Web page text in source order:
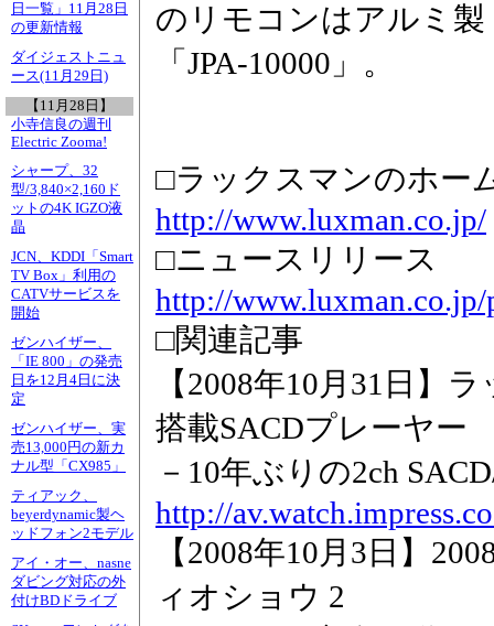
日一覧」11月28日
の更新情報
ダイジェストニュ
ース(11月29日)
【11月28日】
小寺信良の週刊
Electric Zooma!
シャープ、32
型/3,840×2,160ド
ットの4K IGZO液
晶
JCN、KDDI「Smart
TV Box」利用の
CATVサービスを
開始
ゼンハイザー、
「IE 800」の発売
日を12月4日に決
定
ゼンハイザー、実
売13,000円の新カ
ナル型「CX985」
ティアック、
beyerdynamic製ヘ
ッドフォン2モデル
アイ・オー、nasne
ダビング対応の外
付けBDドライブ
のリモコンはアルミ
「JPA-10000」。
□ラックスマンのホー
http://www.luxman.co.jp/
□ニュースリリース
http://www.luxman.co.jp/
□関連記事
【2008年10月31日】
搭載SACDプレーヤー
－10年ぶりの2ch
http://
【2008年10月3日】
ィオショウ 2